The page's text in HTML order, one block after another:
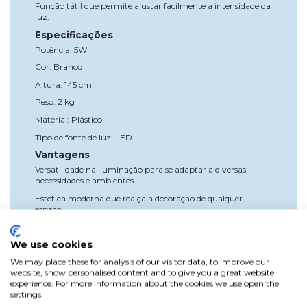
Função tátil que permite ajustar facilmente a intensidade da
luz.
Especificações
Potência: 5W
Cor: Branco
Altura: 145 cm
Peso: 2 kg
Material: Plástico
Tipo de fonte de luz: LED
Vantagens
Versatilidade na iluminação para se adaptar a diversas
necessidades e ambientes.
Estética moderna que realça a decoração de qualquer
espaço.
Utilização e Instalação
Fácil de montar e utilizar, sem necessidade de ferramentas
especiais.
Basta ligar o candeeiro a uma tomada e desfrutar da sua
We use cookies
We may place these for analysis of our visitor data, to improve our
website, show personalised content and to give you a great website
experience. For more information about the cookies we use open the
settings.